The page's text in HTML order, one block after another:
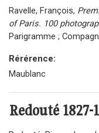
Ravelle, François,
of Paris. 100
Parigramme ;
Rérérence:
Maublanc
Redouté 1827-